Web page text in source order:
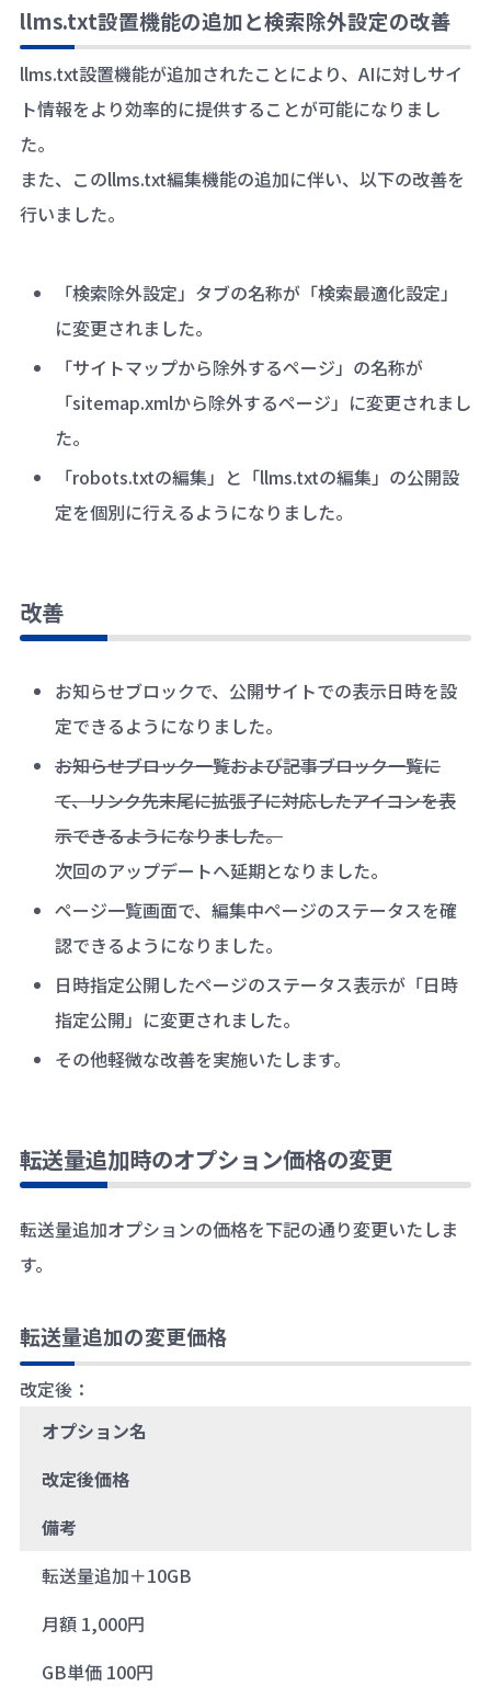
llms.txt設置機能の追加と検索除外設定の改善
llms.txt設置機能が追加されたことにより、AIに対しサイ
ト情報をより効率的に提供することが可能になりまし
た。
また、このllms.txt編集機能の追加に伴い、以下の改善を
行いました。
「検索除外設定」タブの名称が「検索最適化設定」
に変更されました。
「サイトマップから除外するページ」の名称が
「sitemap.xmlから除外するページ」に変更されまし
た。
「robots.txtの編集」と「llms.txtの編集」の公開設
定を個別に行えるようになりました。
改善
お知らせブロックで、公開サイトでの表示日時を設
定できるようになりました。
お知らせブロック一覧および記事ブロック一覧に
て、リンク先末尾に拡張子に対応したアイコンを表
示できるようになりました。
次回のアップデートへ延期となりました。
ページ一覧画面で、編集中ページのステータスを確
認できるようになりました。
日時指定公開したページのステータス表示が「日時
指定公開」に変更されました。
その他軽微な改善を実施いたします。
転送量追加時のオプション価格の変更
転送量追加オプションの価格を下記の通り変更いたしま
す。
転送量追加の変更価格
改定後：
オプション名
改定後価格
備考
転送量追加＋10GB
月額 1,000円
GB単価 100円